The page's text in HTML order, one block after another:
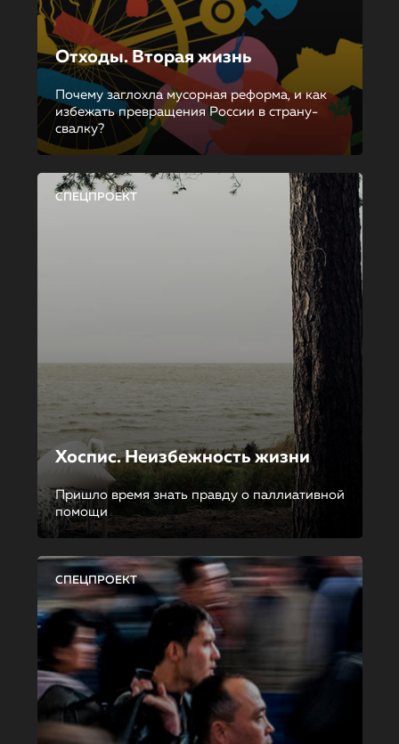
Отходы. Вторая жизнь
Почему заглохла мусорная реформа, и как
избежать превращения России в страну-
свалку?
СПЕЦПРОЕКТ
Хоспис. Неизбежность жизни
Пришло время знать правду о паллиативной
помощи
СПЕЦПРОЕКТ